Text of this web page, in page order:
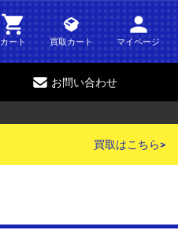
shopping_cart
カート 買取カート
person
マイページ
お問い合わせ
買取はこちら>